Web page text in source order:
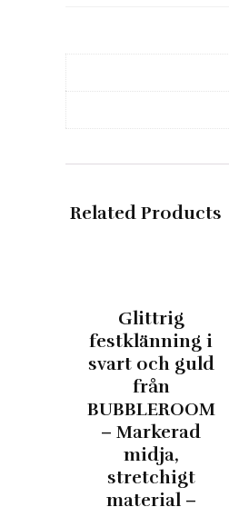
Related Products
Glittrig
festklänning i
svart och guld
från
BUBBLEROOM
– Markerad
midja,
stretchigt
material –